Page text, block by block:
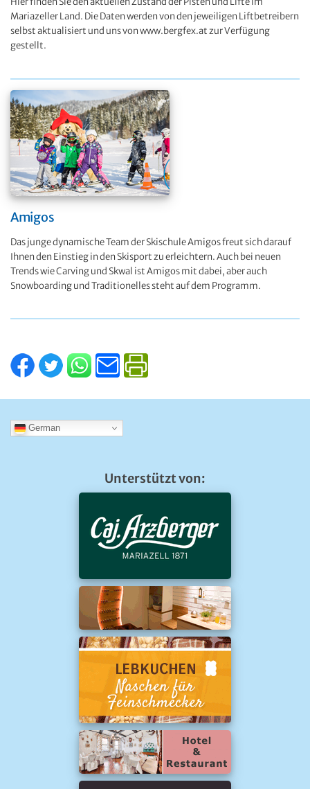
Mariazeller Land. Die Daten werden von den jeweiligen Liftbetreibern
selbst aktualisiert und uns von www.bergfex.at zur Verfügung
gestellt.
Amigos
Das junge dynamische Team der Skischule Amigos freut sich darauf
Ihnen den Einstieg in den Skisport zu erleichtern. Auch bei neuen
Trends wie Carving und Skwal ist Amigos mit dabei, aber auch
Snowboarding und Traditionelles steht auf dem Programm.
German
Unterstützt von: